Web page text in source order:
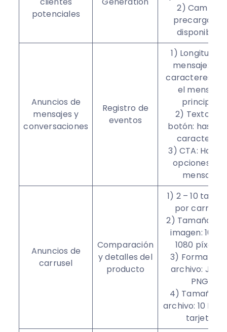
potenciales
2) Campos
precargados
disponibles
Anuncios de
mensajes y
conversaciones
Registro de
eventos
1) Longitud
mensaje: 500
caracteres
el mensaje
principal
2) Texto del
botón: hasta
caracteres
3) CTA: Hasta
opciones por
mensaje
Anuncios de
carrusel
Comparación
y detalles del
producto
1) 2 – 10
por carrusel
2) Tamaño de
imagen: 1080
1080 píxeles
3) Formato
archivo: JPG
PNG
4) Tamaño
archivo: 10 MB
tarjeta